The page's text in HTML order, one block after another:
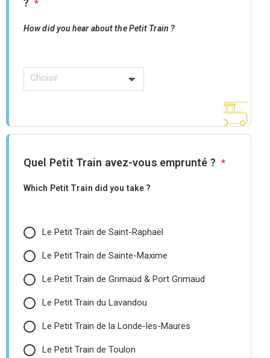
? *
How did you hear about the Petit Train ?
Choisir
Quel Petit Train avez-vous emprunté ? *
Which Petit Train did you take ?
Le Petit Train de Saint-Raphaël
Le Petit Train de Sainte-Maxime
Le Petit Train de Grimaud & Port Grimaud
Le Petit Train du Lavandou
Le Petit Train de la Londe-les-Maures
Le Petit Train de Toulon